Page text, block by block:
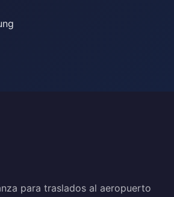
para traslados al aeropuerto